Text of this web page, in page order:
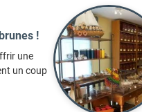
!
une
un coup